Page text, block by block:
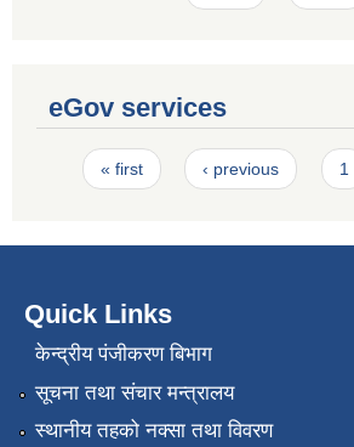
eGov services
Pages
« first ‹ previous 1
Quick Links
केन्द्रीय पंजीकरण बिभाग
सूचना तथा संचार मन्त्रालय
स्थानीय तहको नक्सा तथा विवरण